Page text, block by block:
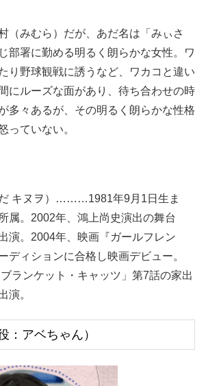
みむら）だが、あだ名は「みぃさ
部署に勤める明るく朗らかな女性。ワ
り野球観戦に誘うなど、ワカコと違い
にルーズな面があり、待ち合わせの時
多々あるが、その明るく朗らかな性格
っていない。
キヌヲ）………1981年9月1日生ま
属。2002年、鴻上尚史演出の舞台
演。2004年、映画『ガールフレン
ディションに合格し映画デビュー。
ランケット・キャッツ」第7話の家出
演。
：アベちゃん）